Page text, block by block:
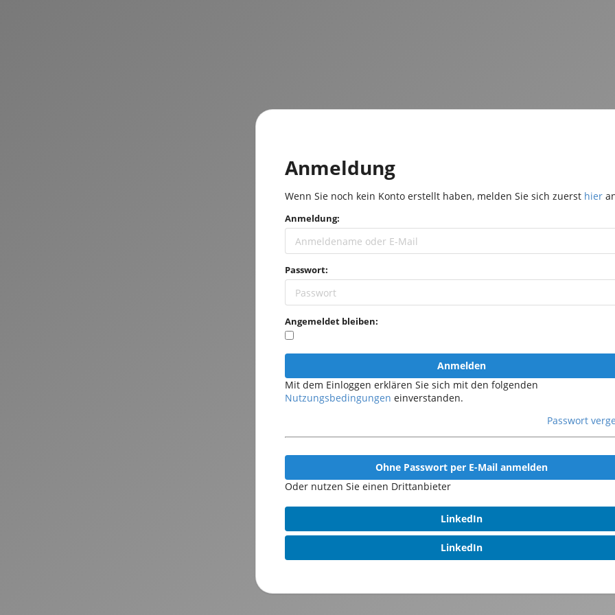
Anmeldung
Wenn Sie noch kein Konto erstellt haben, melden Sie sich zuerst hier
Anmeldung:
Passwort:
Angemeldet bleiben:
Anmelden
Mit dem Einloggen erklären Sie sich mit den folgenden
Nutzungsbedingungen einverstanden.
Passwort
Ohne Passwort per E-Mail anmelden
Oder nutzen Sie einen Drittanbieter
LinkedIn
LinkedIn